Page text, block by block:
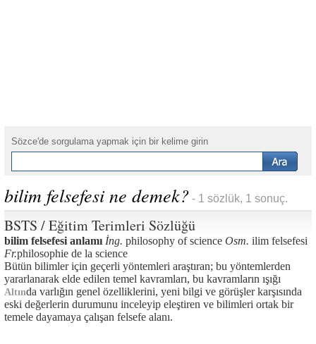
Sözce'de sorgulama yapmak için bir kelime girin
bilim felsefesi ne demek? - 1 sözlük, 1 sonuç.
BSTS / Eğitim Terimleri Sözlüğü
bilim felsefesi anlamı İng. philosophy of science Osm. ilim felsefesi
Fr.philosophie de la science
Bütün bilimler için geçerli yöntemleri araştıran; bu yöntemlerden
yararlanarak elde edilen temel kavramları, bu kavramların ışığı
Altında varlığın genel özelliklerini, yeni bilgi ve görüşler karşısında
eski değerlerin durumunu inceleyip eleştiren ve bilimleri ortak bir
temele dayamaya çalışan felsefe alanı.